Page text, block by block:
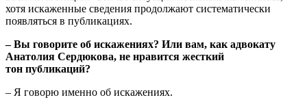
хотя искаженные сведения продолжают систематически
появляться в публикациях.
– Вы говорите об искажениях? Или вам, как адвокату
Анатолия Сердюкова, не нравится жесткий
тон публикаций?
– Я говорю именно об искажениях.